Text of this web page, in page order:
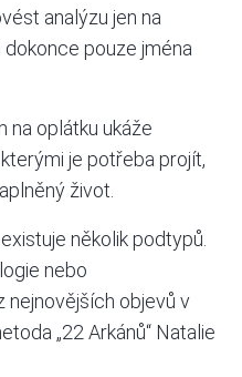
analýzu jen na
pouze jména
na oplátku ukáže
je potřeba projít,
život.
několik podtypů.
nebo
nejnovějších objevů v
„22 Arkánů“ Natalie